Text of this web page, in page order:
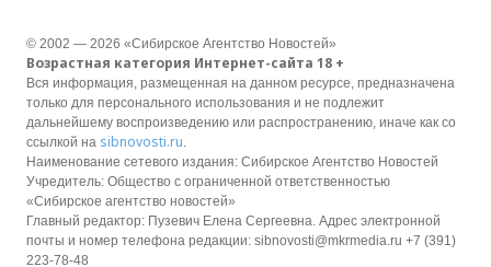
© 2002 — 2026 «Сибирское Агентство Новостей»
Возрастная категория Интернет-сайта 18 +
Вся информация, размещенная на данном ресурсе, предназначена
только для персонального использования и не подлежит
дальнейшему воспроизведению или распространению, иначе как со
ссылкой на sibnovosti.ru.
Наименование сетевого издания: Сибирское Агентство Новостей
Учредитель: Общество с ограниченной ответственностью
«Сибирское агентство новостей»
Главный редактор: Пузевич Елена Сергеевна. Адрес электронной
почты и номер телефона редакции: sibnovosti@mkrmedia.ru +7 (391)
223-78-48